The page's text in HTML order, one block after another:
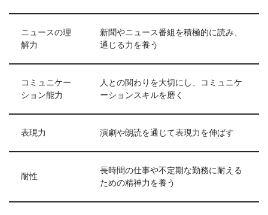
ニュースの理
解力
新聞やニュース番組を積極的に読み、
通じる力を養う
コミュニケー
ション能力
人との関わりを大切にし、コミュニケ
ーションスキルを磨く
表現力 演劇や朗読を通じて表現力を伸ばす
耐性
長時間の仕事や不定期な勤務に耐える
ための精神力を養う